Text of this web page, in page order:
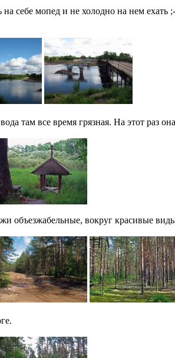
себе мопед и не холодно на нем
там все время грязная. На этот раз
объезжабельные, вокруг красивые